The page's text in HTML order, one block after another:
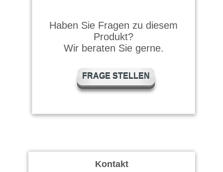
Haben Sie Fragen zu diesem
Produkt?
Wir beraten Sie gerne.
FRAGE STELLEN
Kontakt